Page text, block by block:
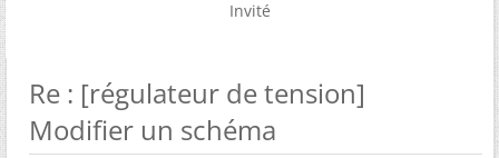
Invité
Re : [régulateur de tension]
Modifier un schéma